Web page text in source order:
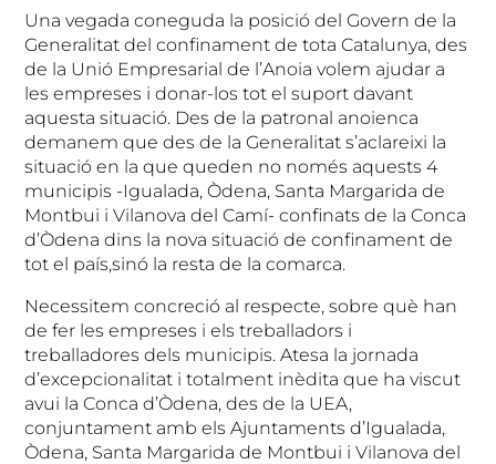
Una vegada coneguda la posició del Govern de la
Generalitat del confinament de tota Catalunya, des
de la Unió Empresarial de l’Anoia volem ajudar a
les empreses i donar-los tot el suport davant
aquesta situació. Des de la patronal anoienca
demanem que des de la Generalitat s’aclareixi la
situació en la que queden no només aquests 4
municipis -Igualada, Òdena, Santa Margarida de
Montbui i Vilanova del Camí- confinats de la Conca
d’Òdena dins la nova situació de confinament de
tot el país,sinó la resta de la comarca.
Necessitem concreció al respecte, sobre què han
de fer les empreses i els treballadors i
treballadores dels municipis. Atesa la jornada
d’excepcionalitat i totalment inèdita que ha viscut
avui la Conca d’Òdena, des de la UEA,
conjuntament amb els Ajuntaments d’Igualada,
Òdena, Santa Margarida de Montbui i Vilanova del